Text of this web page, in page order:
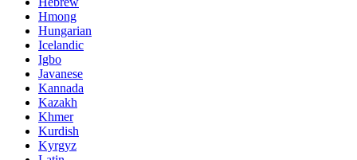
Hmong
Hungarian
Icelandic
Igbo
Javanese
Kannada
Kazakh
Khmer
Kurdish
Kyrgyz